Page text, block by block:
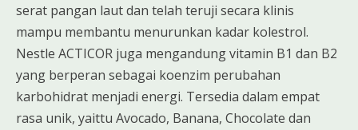
serat pangan laut dan telah teruji secara klinis
mampu membantu menurunkan kadar kolestrol.
Nestle ACTICOR juga mengandung vitamin B1 dan B2
yang berperan sebagai koenzim perubahan
karbohidrat menjadi energi. Tersedia dalam empat
rasa unik, yaittu Avocado, Banana, Chocolate dan